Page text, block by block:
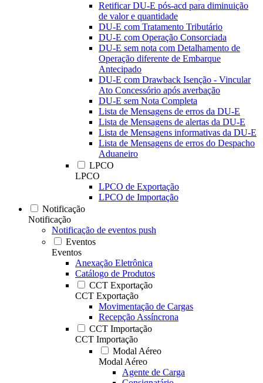
Retificar DU-E pós-acd para diminuição
de valor e quantidade
DU-E com Tratamento Tributário
DU-E com Operação Consorciada
DU-E sem nota com Detalhamento de
Operação diferente de Embarque
Antecipado
DU-E com Drawback Isenção - Vincular
Ato Concessório após averbação
DU-E sem Nota Completa
Lista de Mensagens de erros da DU-E
Lista de Mensagens de alertas da DU-E
Lista de Mensagens informativas da DU-E
Lista de Mensagens de erros do Despacho
Aduaneiro
LPCO
LPCO
LPCO de Exportação
LPCO de Importação
Notificação
Notificação
Notificação de eventos push
Eventos
Eventos
Anexação Eletrônica
Catálogo de Produtos
CCT Exportação
CCT Exportação
Movimentação de Cargas
Recepção Assíncrona
CCT Importação
CCT Importação
Modal Aéreo
Modal Aéreo
Agente de Carga